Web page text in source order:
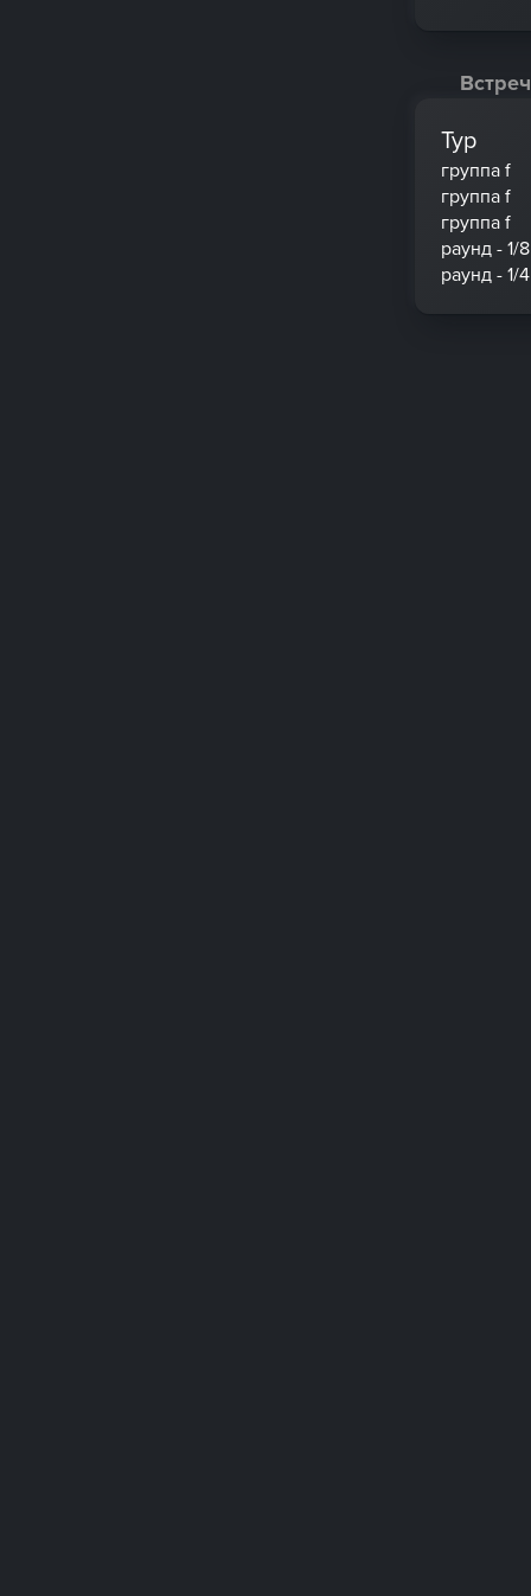
Тур
группа f
группа f
группа f
раунд - 1/8
раунд - 1/